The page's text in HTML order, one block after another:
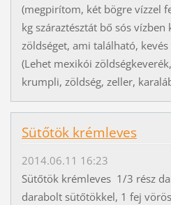
(megpirítom, két bögre vízzel
kg száraztésztát bő sós
zöldséget, ami található,
(Lehet mexikói
krumpli, zöldség, zeller,
Sütőtök krémleves
2014.06.11 16:23
Sütőtök krémleves 1/3 rész
darabolt sütőtökkel, 1 fej